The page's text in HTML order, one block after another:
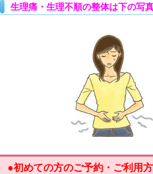
生理痛・生理不順の整体は下の写
●初めての方のご予約・ご利用